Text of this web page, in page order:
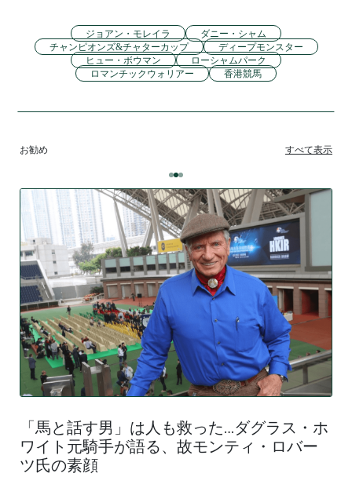
ジョアン・モレイラ
ダニー・シャム
チャンピオンズ&チャターカップ
ディープモンスター
ヒュー・ボウマン
ローシャムパーク
ロマンチックウォリアー
香港競馬
お勧め すべて表示
「馬と話す男」は人も救った…ダグラス・ホ
ワイト元騎手が語る、故モンティ・ロバー
ツ氏の素顔